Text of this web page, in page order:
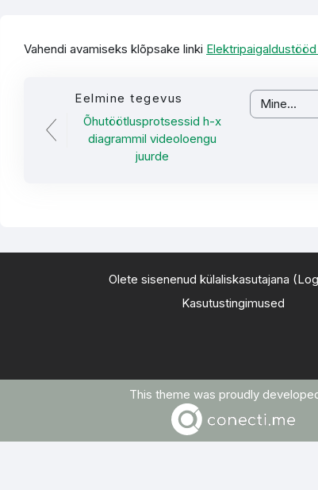
Vahendi avamiseks klõpsake linki
Eelmine tegevus
Õhutöötlusprotsessid h-x
diagrammil videoloengu
juurde
Mine...
Olete sisenenud külaliskasutajana (
Kasutustingimused
This theme was proudly